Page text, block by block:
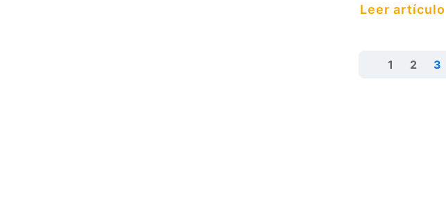
Leer artículo
1 2 3